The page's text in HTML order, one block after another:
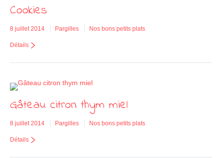
Cookies
8 juillet 2014 Pargilles Nos bons petits plats
Détails
Gâteau citron thym miel
8 juillet 2014 Pargilles Nos bons petits plats
Détails